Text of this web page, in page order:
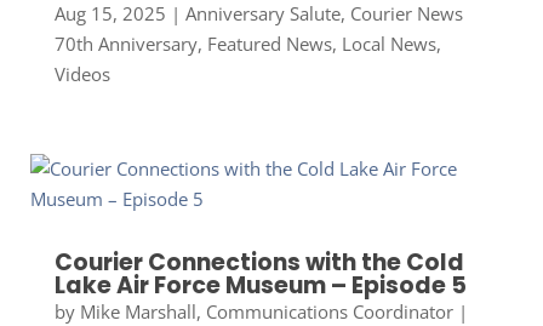
Aug 15, 2025 | Anniversary Salute, Courier News
70th Anniversary, Featured News, Local News,
Videos
Courier Connections with the Cold
Lake Air Force Museum – Episode 5
by Mike Marshall, Communications Coordinator|